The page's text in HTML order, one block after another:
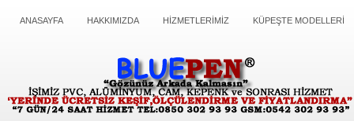
ANASAYFA HAKKIMIZDA HİZMETLERİMİZ KÜPEŞTE MODELLERİ